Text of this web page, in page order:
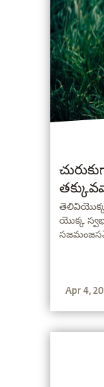
తెలివియొక్క
యొక్క
Apr 4,